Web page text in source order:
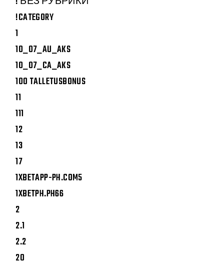
!CATEGORY
1
10_07_AU_AKS
10_07_CA_AKS
100 TALLETUSBONUS
11
111
12
13
17
1XBETAPP-PH.COM5
1XBETPH.PH66
2
2.1
2.2